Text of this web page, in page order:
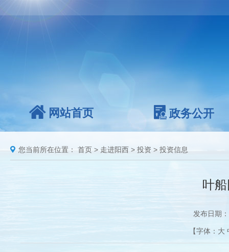
网站首页 政务公开
您当前所在位置： 首页 > 走进阳西 > 投资 > 投资信息
叶
发布日期
【字体： 大